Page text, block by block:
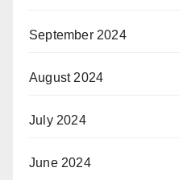
September 2024
August 2024
July 2024
June 2024